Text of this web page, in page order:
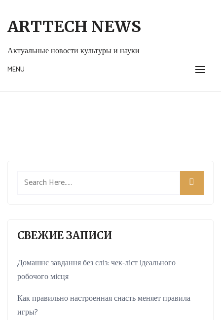
content
ARTTECH NEWS
Актуальные новости культуры и науки
MENU
СВЕЖИЕ ЗАПИСИ
Домашнє завдання без сліз: чек-ліст ідеального
робочого місця
Как правильно настроенная снасть меняет правила
игры?